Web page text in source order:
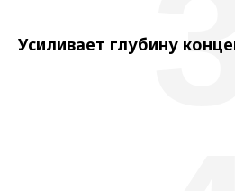
Усиливает глубину